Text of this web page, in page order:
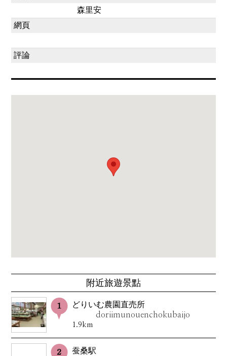
森里安
網頁
評論
附近旅遊景點
どりいむ農園直売所
doriimunouenchokubaijo
1.9km
蚕桑駅